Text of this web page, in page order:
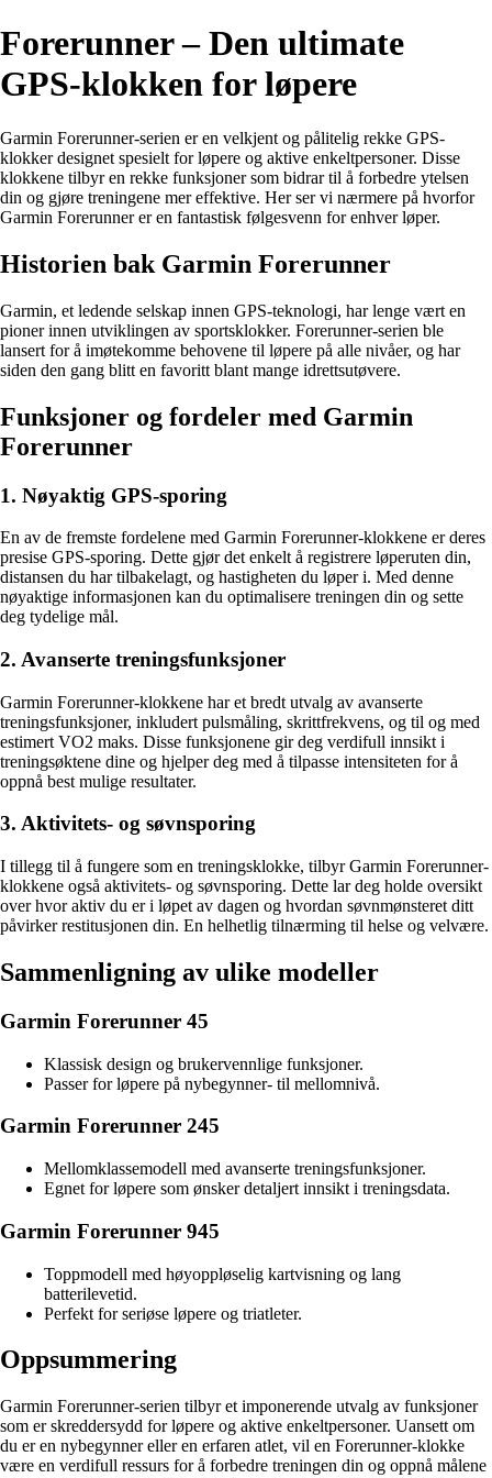
Forerunner – Den ultimate
GPS-klokken for løpere
Garmin Forerunner-serien er en velkjent og pålitelig rekke GPS-
klokker designet spesielt for løpere og aktive enkeltpersoner. Disse
klokkene tilbyr en rekke funksjoner som bidrar til å forbedre ytelsen
din og gjøre treningene mer effektive. Her ser vi nærmere på hvorfor
Garmin Forerunner er en fantastisk følgesvenn for enhver løper.
Historien bak Garmin Forerunner
Garmin, et ledende selskap innen GPS-teknologi, har lenge vært en
pioner innen utviklingen av sportsklokker. Forerunner-serien ble
lansert for å imøtekomme behovene til løpere på alle nivåer, og har
siden den gang blitt en favoritt blant mange idrettsutøvere.
Funksjoner og fordeler med Garmin
Forerunner
1. Nøyaktig GPS-sporing
En av de fremste fordelene med Garmin Forerunner-klokkene er deres
presise GPS-sporing. Dette gjør det enkelt å registrere løperuten din,
distansen du har tilbakelagt, og hastigheten du løper i. Med denne
nøyaktige informasjonen kan du optimalisere treningen din og sette
deg tydelige mål.
2. Avanserte treningsfunksjoner
Garmin Forerunner-klokkene har et bredt utvalg av avanserte
treningsfunksjoner, inkludert pulsmåling, skrittfrekvens, og til og med
estimert VO2 maks. Disse funksjonene gir deg verdifull innsikt i
treningsøktene dine og hjelper deg med å tilpasse intensiteten for å
oppnå best mulige resultater.
3. Aktivitets- og søvnsporing
I tillegg til å fungere som en treningsklokke, tilbyr Garmin Forerunner-
klokkene også aktivitets- og søvnsporing. Dette lar deg holde oversikt
over hvor aktiv du er i løpet av dagen og hvordan søvnmønsteret ditt
påvirker restitusjonen din. En helhetlig tilnærming til helse og velvære.
Sammenligning av ulike modeller
Garmin Forerunner 45
Klassisk design og brukervennlige funksjoner.
Passer for løpere på nybegynner- til mellomnivå.
Garmin Forerunner 245
Mellomklassemodell med avanserte treningsfunksjoner.
Egnet for løpere som ønsker detaljert innsikt i treningsdata.
Garmin Forerunner 945
Toppmodell med høyoppløselig kartvisning og lang
batterilevetid.
Perfekt for seriøse løpere og triatleter.
Oppsummering
Garmin Forerunner-serien tilbyr et imponerende utvalg av funksjoner
som er skreddersydd for løpere og aktive enkeltpersoner. Uansett om
du er en nybegynner eller en erfaren atlet, vil en Forerunner-klokke
være en verdifull ressurs for å forbedre treningen din og oppnå målene